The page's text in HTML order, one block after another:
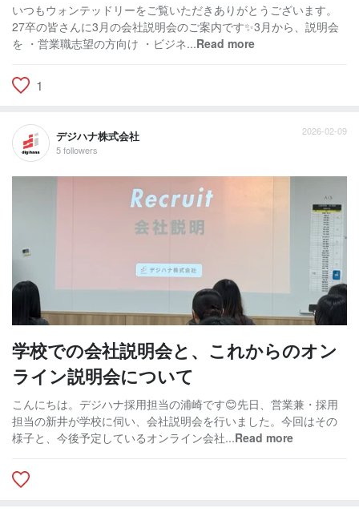
いつもウォンテッドリーをご覧いただきありがとうございます。
27卒の皆さんに3月の会社説明会のご案内です✨3月から、説明会
を ・営業職志望の方向け ・ビジネ...Read more
1
デジハナ株式会社
5 followers
2026-02-09
学校での会社説明会と、これからのオン
ライン説明会について
こんにちは。デジハナ採用担当の浦崎です😊先日、営業兼・採用
担当の新井が学校に伺い、会社説明会を行いました。今回はその
様子と、今後予定しているオンライン会社...Read more